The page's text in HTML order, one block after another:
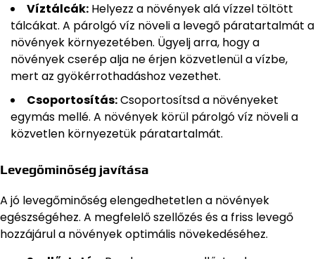
Víztálcák: Helyezz a növények alá vízzel töltött
tálcákat. A párolgó víz növeli a levegő páratartalmát a
növények környezetében. Ügyelj arra, hogy a
növények cserép alja ne érjen közvetlenül a vízbe,
mert az gyökérrothadáshoz vezethet.
Csoportosítás:Csoportosítsd a növényeket
egymás mellé. A növények körül párolgó víz növeli a
közvetlen környezetük páratartalmát.
Levegőminőség javítása
A jó levegőminőség elengedhetetlen a növények
egészségéhez. A megfelelő szellőzés és a friss levegő
hozzájárul a növények optimális növekedéséhez.